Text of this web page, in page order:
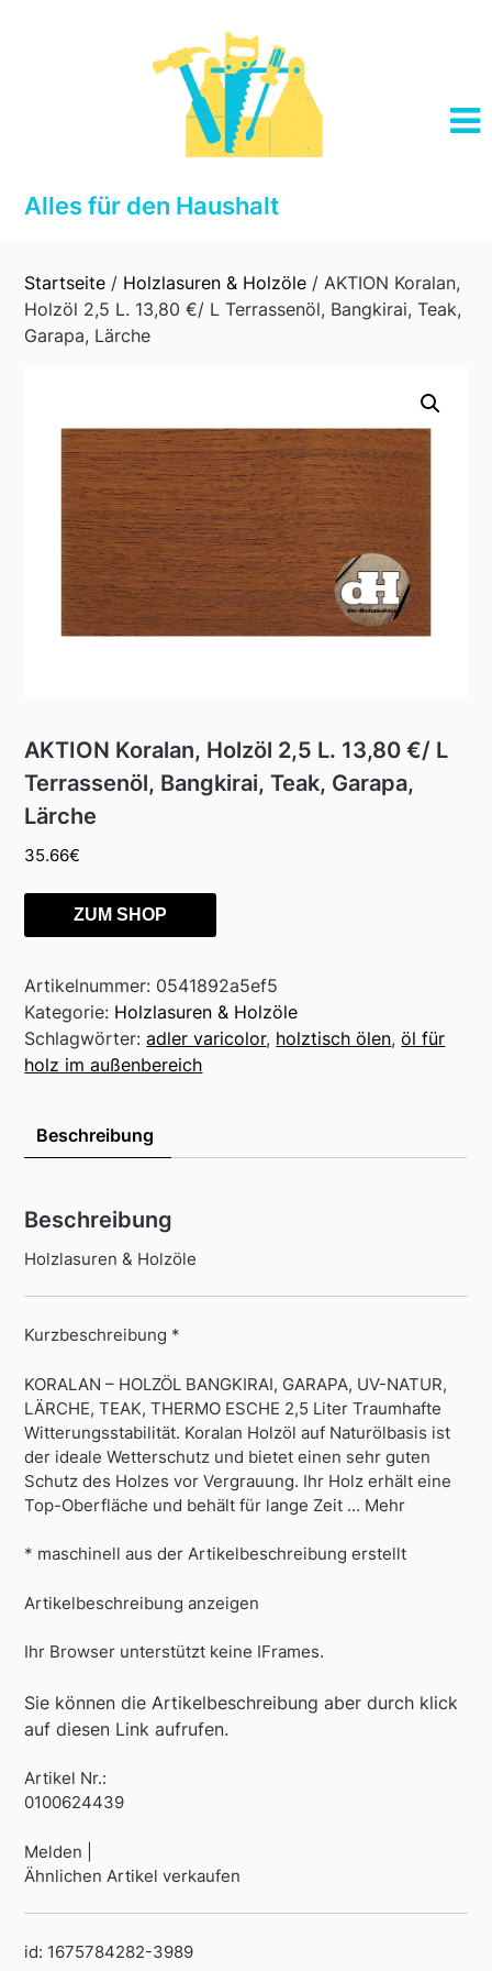
Alles für den Haushalt
Startseite / Holzlasuren & Holzöle / AKTION Koralan,
Holzöl 2,5 L. 13,80 €/ L Terrassenöl, Bangkirai, Teak,
Garapa, Lärche
AKTION Koralan, Holzöl 2,5 L. 13,80 €/ L
Terrassenöl, Bangkirai, Teak, Garapa,
Lärche
35.66€
ZUM SHOP
Artikelnummer: 0541892a5ef5
Kategorie: Holzlasuren & Holzöle
Schlagwörter:adler varicolor, holztisch ölen,öl für
holz im außenbereich
Beschreibung
Beschreibung
Holzlasuren & Holzöle
Kurzbeschreibung *
KORALAN – HOLZÖL BANGKIRAI, GARAPA, UV-NATUR,
LÄRCHE, TEAK, THERMO ESCHE 2,5 Liter Traumhafte
Witterungsstabilität. Koralan Holzöl auf Naturölbasis ist
der ideale Wetterschutz und bietet einen sehr guten
Schutz des Holzes vor Vergrauung. Ihr Holz erhält eine
Top-Oberfläche und behält für lange Zeit … Mehr
* maschinell aus der Artikelbeschreibung erstellt
Artikelbeschreibung anzeigen
Ihr Browser unterstützt keine IFrames.
Sie können die Artikelbeschreibung aber durch klick
auf diesen Link aufrufen.
Artikel Nr.:
0100624439
Melden |
Ähnlichen Artikel verkaufen
id: 1675784282-3989